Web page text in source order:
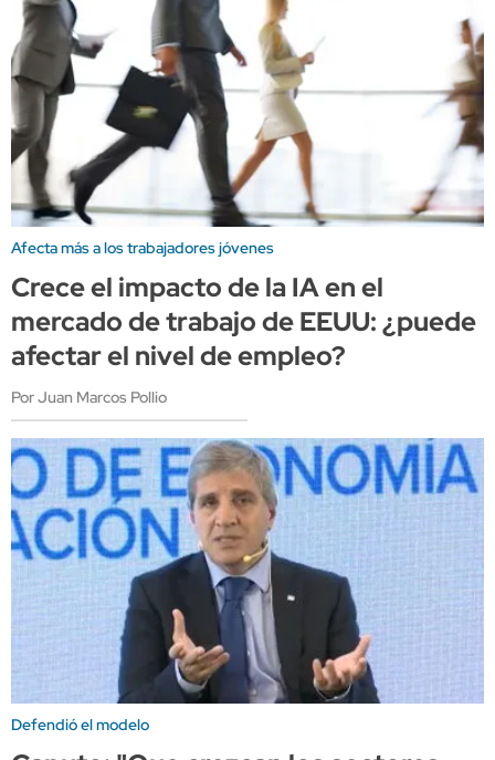
Afecta más a los trabajadores jóvenes
Crece el impacto de la IA en el
mercado de trabajo de EEUU: ¿puede
afectar el nivel de empleo?
Por Juan Marcos Pollio
Defendió el modelo